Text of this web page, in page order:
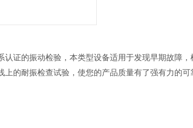
证的振动检验，本类型设备适用于发现早期故障，
的耐振检查试验，使您的产品质量有了强有力的可